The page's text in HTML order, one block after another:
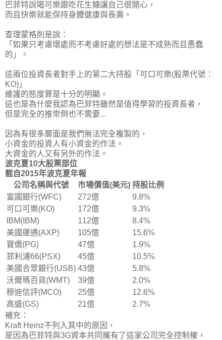
巴菲特說喝可樂跟吃花生糖讓自己很開心，
而且 快樂就能保持身體健康與長壽 。
查理蒙格則是說：
「如果只考慮壞處而不考慮好處的想法是不成熟而且愚蠢
的」。
這兩位投資長者對手上的第二大持股「可口可樂(股票代號：
KO)」
維護的態度算是十分的明顯。
這也是為什麼我認為巴菲特雖然是值得學習的投資長者，
但是完全的推崇倒也不需要...
因為有很多層面是我們無法完全複製的，
小資金的投資人有小資金的作法。
大資金的人又有另外的作法。
波克夏10大股票部位
截自2015年波克夏年報
公司名稱與代號
市場價值(美元) 持股比例
富國銀行(WFC)
272億
9.8%
可口可樂(KO)
172億
9.3%
IBM(IBM)
112億
8.4%
美國運通(AXP)
105億
15.6%
寶僑(PG)
47億
1.9%
菲利浦66(PSX)
45億
10.5%
美國合眾銀行(USB) 43億
5.8%
沃爾瑪百貨(WMT)
39億
2.0%
穆迪信評(MCO)
25億
12.6%
高盛(GS)
21億
2.7%
補充：
Kraft Heinz不列入其中的原因，
是因為巴菲特與3G資本共同擁有了這家公司完全控制權，